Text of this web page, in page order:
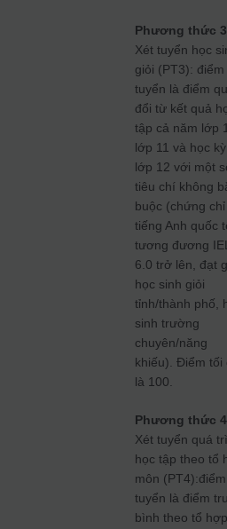
Phương thức 3
Xét tuyển học
giỏi (PT3): điểm
tuyển là điểm
đổi từ kết quả
tập cả năm lớp
lớp 11 và học kỳ
lớp 12 với một
tiêu chí không
buộc (chứng chỉ
tiếng Anh quốc
tương đương
6.0 trở lên, đạt
học sinh giỏi
tỉnh/thành phố,
sinh trường
chuyên/năng
khiếu). Điểm tối
là 100.
Phương thức
Xét tuyển quá
học tập theo tổ
môn
tuyển là điểm
bình theo tổ hợp